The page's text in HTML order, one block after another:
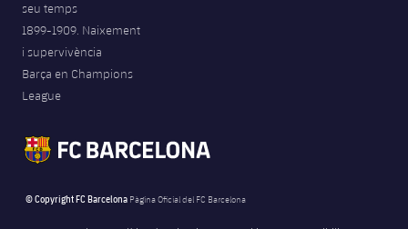
seu temps
1899-1909. Naixement
i supervivència
Barça en Champions
League
© Copyright FC Barcelona Pàgina Oficial del FC Barcelona